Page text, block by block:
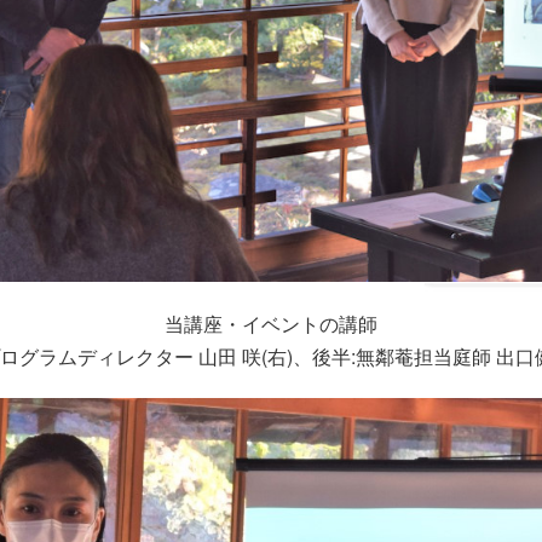
当講座・イベントの講師
グラムディレクター 山田 咲(右)、後半:無鄰菴担当庭師 出口